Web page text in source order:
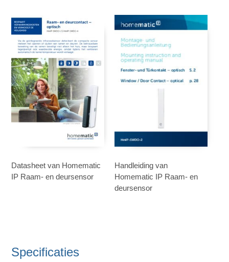
Datasheet van Homematic
IP Raam- en deursensor
Handleiding van
Homematic IP Raam- en
deursensor
Specificaties